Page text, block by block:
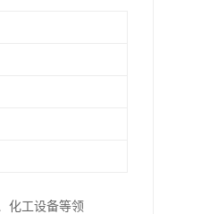
化工设备等领